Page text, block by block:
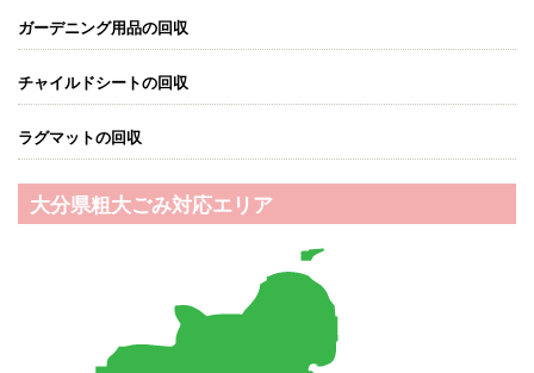
ガーデニング用品の回収
チャイルドシートの回収
ラグマットの回収
大分県粗大ごみ対応エリア